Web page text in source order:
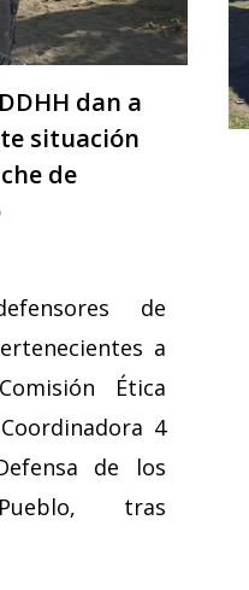
dan a
situación
de
de
a
Ética
4
de los
tras